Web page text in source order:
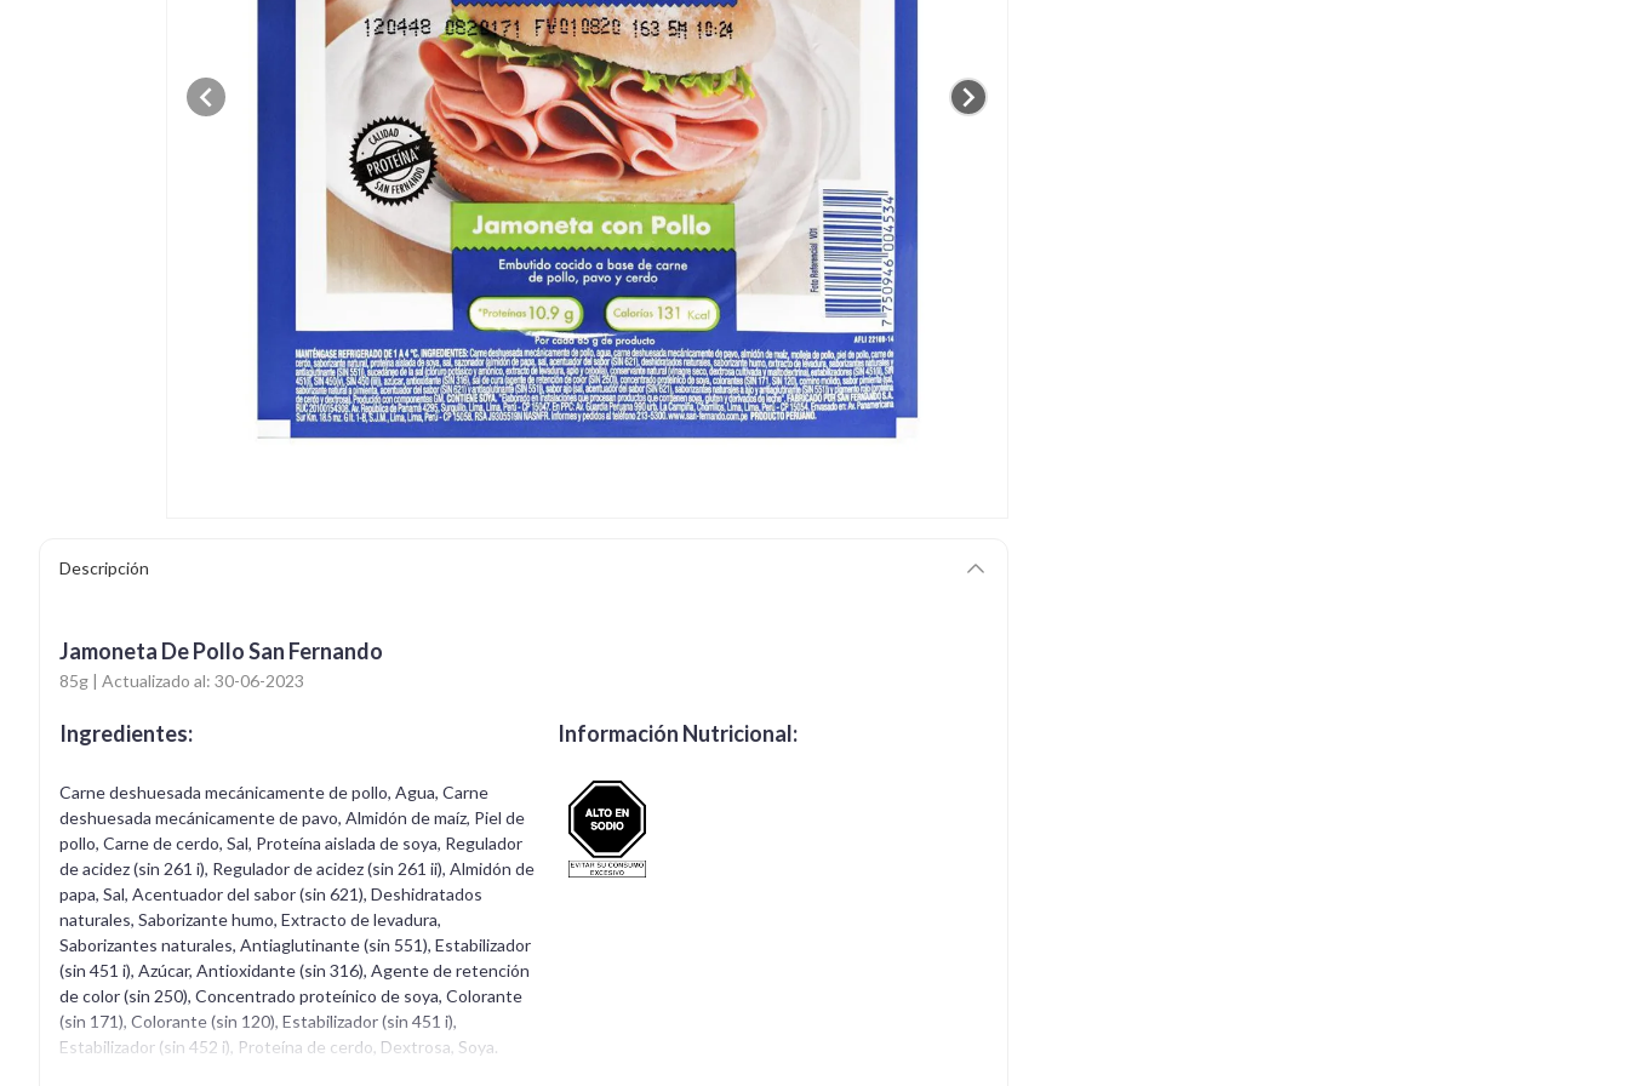
Descripción
Jamoneta De Pollo San Fernando
85g | Actualizado al: 30-06-2023
Ingredientes:
Carne deshuesada mecánicamente de pollo, Agua, Carne
deshuesada mecánicamente de pavo, Almidón de maíz, Piel de
pollo, Carne de cerdo, Sal, Proteína aislada de soya, Regulador
de acidez (sin 261 i), Regulador de acidez (sin 261 ii), Almidón de
papa, Sal, Acentuador del sabor (sin 621), Deshidratados
naturales, Saborizante humo, Extracto de levadura,
Saborizantes naturales, Antiaglutinante (sin 551), Estabilizador
(sin 451 i), Azúcar, Antioxidante (sin 316), Agente de retención
de color (sin 250), Concentrado proteínico de soya, Colorante
(sin 171), Colorante (sin 120), Estabilizador (sin 451 i),
Estabilizador (sin 452 i), Proteína de cerdo, Dextrosa, Soya.
Información Nutricional: